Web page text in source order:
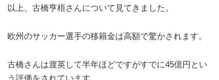
以上、古橋亨梧さんについて見てきました。
欧州のサッカー選手の移籍金は高額で驚かされます。
古橋さんは渡英して半年ほどですがすでに45億円とい